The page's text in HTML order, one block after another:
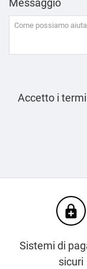
Messaggio
Accetto i
enhanced_encryption
Sistemi di
sicuri